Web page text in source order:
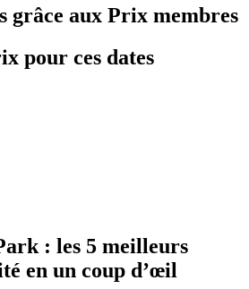
grâce aux Prix membres
pour ces dates
: les 5 meilleurs
en un coup d’œil